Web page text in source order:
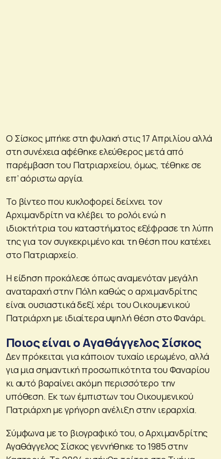
Ο Σίσκος μπήκε στη φυλακή στις 17 Απριλίου αλλά
στη συνέχεια αφέθηκε ελεύθερος μετά από
παρέμβαση του Πατριαρχείου, όμως, τέθηκε σε
επ’ αόριστω αργία.
Το βίντεο που κυκλοφορεί δείχνει τον
Αρχιμανδρίτη να κλέβει το ρολόι ενώ η
ιδιοκτήτρια του καταστήματος εξέφρασε τη λύπη
της για τον συγκεκριμένο και τη θέση που κατέχει
στο Πατριαρχείο.
Η είδηση προκάλεσε όπως αναμενόταν μεγάλη
αναταραχή στην Πόλη καθώς ο αρχιμανδρίτης
είναι ουσιαστικά δεξί χέρι του Οικουμενικού
Πατριάρχη με ιδιαίτερα υψηλή θέση στο Φανάρι.
Ποιος είναι ο Αγαθάγγελος Σίσκος
Δεν πρόκειται για κάποιον τυχαίο ιερωμένο, αλλά
για μια σημαντική προσωπικότητα του Φαναρίου
κι αυτό βαραίνει ακόμη περισσότερο την
υπόθεση. Εκ των έμπιστων του Οικουμενικού
Πατριάρχη με γρήγορη ανέλιξη στην ιεραρχία.
Σύμφωνα με το βιογραφικό του, ο Αρχιμανδρίτης
Αγαθάγγελος Σίσκος γεννήθηκε το 1985 στην